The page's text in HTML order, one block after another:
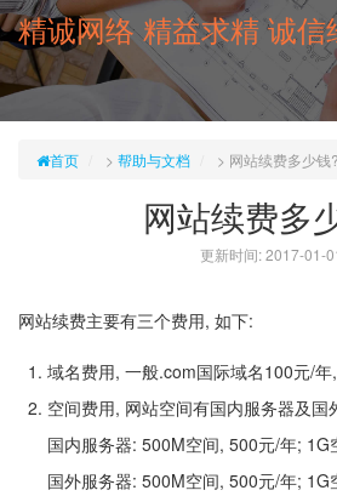
精诚网络 精益求精 诚信
首页 > 帮助与文档 > 网站续费多少钱?
网站续费多
更新时间: 2017-01-
网站续费主要有三个费用, 如下:
域名费用, 一般.com国际域名100元/
空间费用, 网站空间有国内服务器及国
国内服务器: 500M空间, 500元/年; 1G
国外服务器: 500M空间, 500元/年; 1G